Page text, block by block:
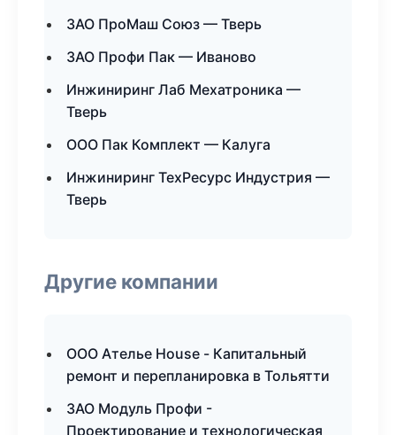
ЗАО ПроМаш Союз — Тверь
ЗАО Профи Пак — Иваново
Инжиниринг Лаб Мехатроника —
Тверь
ООО Пак Комплект — Калуга
Инжиниринг ТехРесурс Индустрия —
Тверь
Другие компании
ООО Ателье House - Капитальный
ремонт и перепланировка в Тольятти
ЗАО Модуль Профи -
Проектирование и технологическая